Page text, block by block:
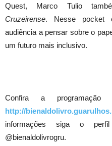
Quest, Marco Tulio
Cruzeirense. Nesse pocket
audiência a pensar sobre o
um futuro mais inclusivo.
Confira a
http://
informações siga o
@bienaldolivrogru.